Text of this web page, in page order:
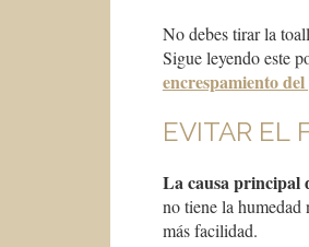
No debes tirar la
Sigue leyendo este
encrespamiento
EVITAR EL
La causa principal
no tiene la humedad
más facilidad.